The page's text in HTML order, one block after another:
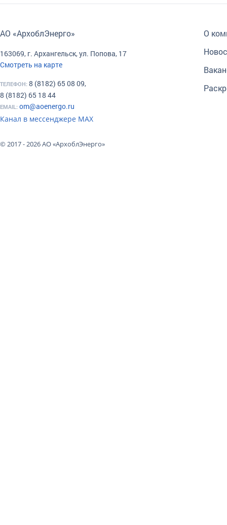
АО «АрхоблЭнерго»
163069, г. Архангельск, ул. Попова, 17
Смотреть на карте
ТЕЛЕФОН: 8 (8182) 65 08 09,
8 (8182) 65 18 44
EMAIL: om@aoenergo.ru
О
© 2017 - 2026 АО «АрхоблЭнерго»
Канал в мессенджере МАХ